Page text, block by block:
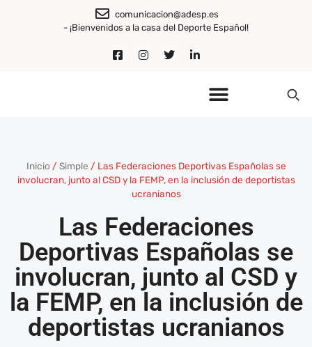
comunicacion@adesp.es
- ¡Bienvenidos a la casa del Deporte Español!
Inicio / Simple / Las Federaciones Deportivas Españolas se
involucran, junto al CSD y la FEMP, en la inclusión de deportistas
ucranianos
Las Federaciones
Deportivas Españolas se
involucran, junto al CSD y
la FEMP, en la inclusión de
deportistas ucranianos